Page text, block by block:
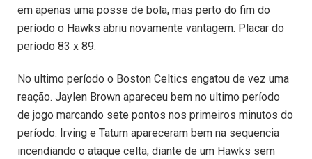
em apenas uma posse de bola, mas perto do fim do
período o Hawks abriu novamente vantagem. Placar do
período 83 x 89.
No ultimo período o Boston Celtics engatou de vez uma
reação. Jaylen Brown apareceu bem no ultimo período
de jogo marcando sete pontos nos primeiros minutos do
período. Irving e Tatum apareceram bem na sequencia
incendiando o ataque celta, diante de um Hawks sem